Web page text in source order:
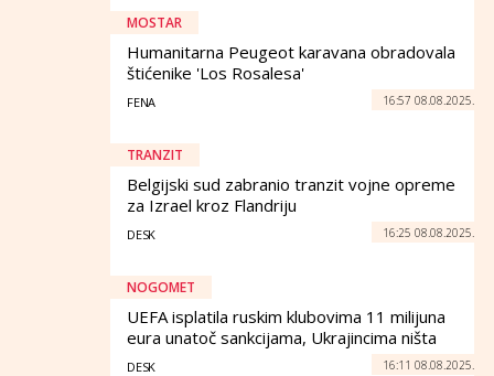
MOSTAR
Humanitarna Peugeot karavana obradovala
štićenike 'Los Rosalesa'
FENA 16:57 08.08.2025.
TRANZIT
Belgijski sud zabranio tranzit vojne opreme
za Izrael kroz Flandriju
DESK 16:25 08.08.2025.
NOGOMET
UEFA isplatila ruskim klubovima 11 milijuna
eura unatoč sankcijama, Ukrajincima ništa
DESK 16:11 08.08.2025.